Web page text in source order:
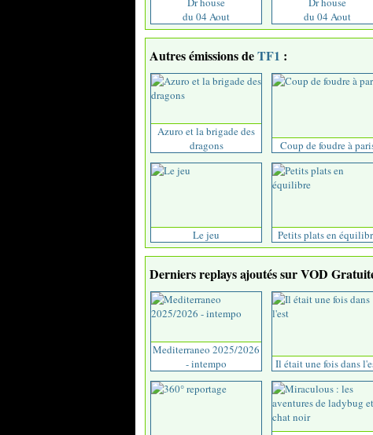
du 04 Aout
du 04 Aout
Autres émissions deTF1 :
Azuro et la brigade des
dragons
Coup de foudre à
Le jeu Petits plats en
Derniers replays ajoutés sur VOD
Mediterraneo 2025/2026
- intempo
Il était une fois dans